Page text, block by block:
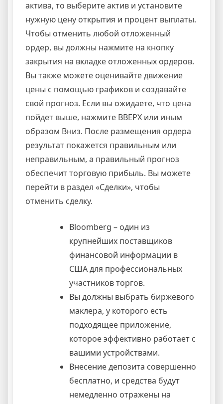
актива, то выберите актив и установите
нужную цену открытия и процент выплаты.
Чтобы отменить любой отложенный
ордер, вы должны нажмите на кнопку
закрытия на вкладке отложенных ордеров.
Вы также можете оценивайте движение
цены с помощью графиков и создавайте
свой прогноз. Если вы ожидаете, что цена
пойдет выше, нажмите ВВЕРХ или иным
образом Вниз. После размещения ордера
результат покажется правильным или
неправильным, а правильный прогноз
обеспечит торговую прибыль. Вы можете
перейти в раздел «Сделки», чтобы
отменить сделку.
Bloomberg – один из
крупнейших поставщиков
финансовой информации в
США для профессиональных
участников торгов.
Вы должны выбрать биржевого
маклера, у которого есть
подходящее приложение,
которое эффективно работает с
вашими устройствами.
Внесение депозита совершенно
бесплатно, и средства будут
немедленно отражены на